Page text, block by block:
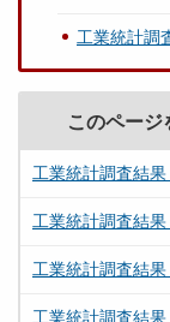
工業統計調
このページ
工業統計調査結果
工業統計調査結果
工業統計調査結果
工業統計調査結果